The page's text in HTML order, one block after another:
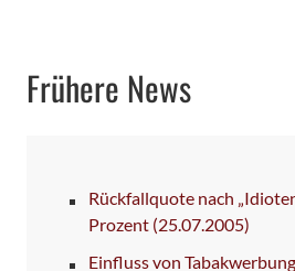
Frühere News
Rückfallquote nach
Prozent (25.07.2005)
Einfluss von Tabakwerbung